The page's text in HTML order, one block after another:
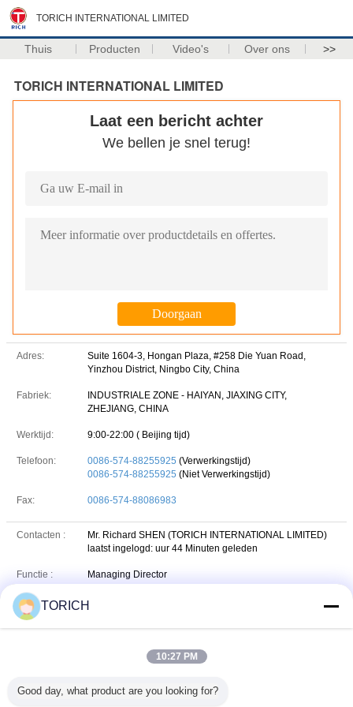
TORICH INTERNATIONAL LIMITED
Thuis Producten Video's Over ons >>
TORICH INTERNATIONAL LIMITED
Laat een bericht achter
We bellen je snel terug!
Adres:
Suite 1604-3, Hongan Plaza, #258 Die Yuan Road,
Yinzhou District, Ningbo City, China
Fabriek:
INDUSTRIALE ZONE - HAIYAN, JIAXING CITY,
ZHEJIANG, CHINA
Werktijd: 9:00-22:00 ( Beijing tijd)
Telefoon: 0086-574-88255925 (Verwerkingstijd)
0086-574-88255925 (Niet Verwerkingstijd)
Fax: 0086-574-88086983
Contacten :
Mr. Richard SHEN (TORICH INTERNATIONAL LIMITED)
laatst ingelogd: uur 44 Minuten geleden
Functie : Managing Director
Telefoon : +86 137 3616 4628
WHATSAPP : +8613736164628 Whatsapp
torihinternational skype
WeChat : +86 137 3616 4628 wechat
TORICH
10:27 PM
Good day, what product are you looking for?